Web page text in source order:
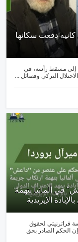
دفعت سكانها
إلى مسقط رأسه، في
التركي وفصائل ...
في ألمانيا بتهمة
الإيزيدية
فراترنيتي لحقوق
إن ‏الحكم الصادر بحق